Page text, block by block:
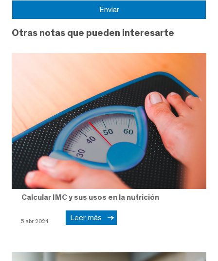
Otras notas que pueden interesarte
Calcular IMC y sus usos en la nutrición
5 abr 2024 Leer más